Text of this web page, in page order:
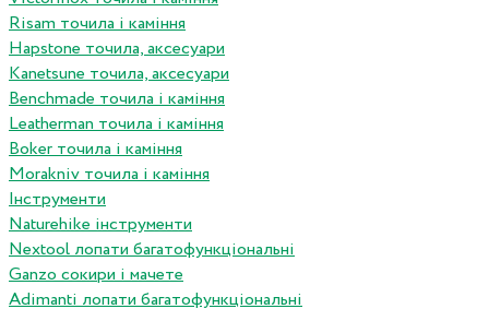
Risam точила і каміння
Hapstone точила, аксесуари
Kanetsune точила, аксесуари
Benchmade точила і каміння
Leatherman точила і каміння
Boker точила і каміння
Morakniv точила і каміння
Інструменти
Naturehike інструменти
Nextool лопати багатофункціональні
Ganzo сокири і мачете
Adimanti лопати багатофункціональні